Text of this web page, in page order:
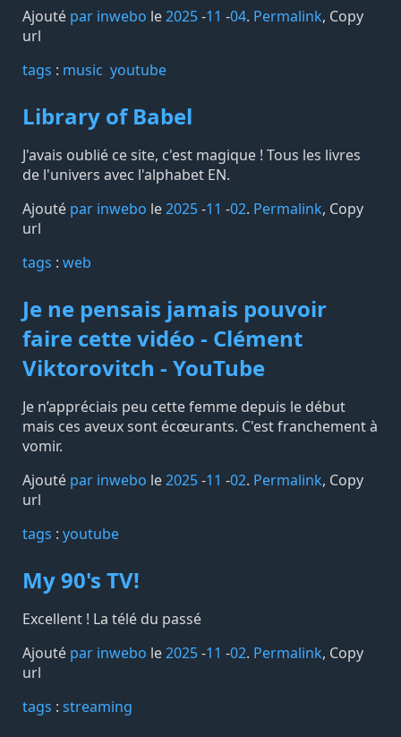
Ajouté par inwebo le2025-11 -04. Permalink, Copy
url
tags️ : music youtube
Library of Babel
J'avais oublié ce site, c'est magique ! Tous les livres
de l'univers avec l'alphabet EN.
Ajouté par inwebo le2025-11 -02. Permalink, Copy
url
tags️ : web
Je ne pensais jamais pouvoir
faire cette vidéo - Clément
Viktorovitch - YouTube
Je n’appréciais peu cette femme depuis le début
mais ces aveux sont écœurants. C'est franchement à
vomir.
Ajouté par inwebo le2025-11 -02. Permalink, Copy
url
tags️ : youtube
My 90's TV!
Excellent ! La télé du passé
Ajouté par inwebo le2025-11 -02. Permalink, Copy
url
tags️ : streaming